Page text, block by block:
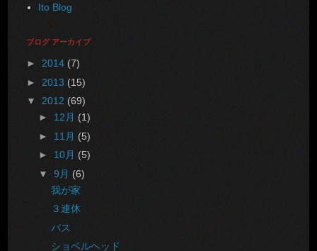
Ito Blog
ブログ アーカイブ
► 2014 (7)
► 2013 (15)
▼ 2012 (69)
► 12月 (1)
► 11月 (5)
► 10月 (5)
▼ 9月 (6)
我が家
３連休
バス
ショベルヘッド